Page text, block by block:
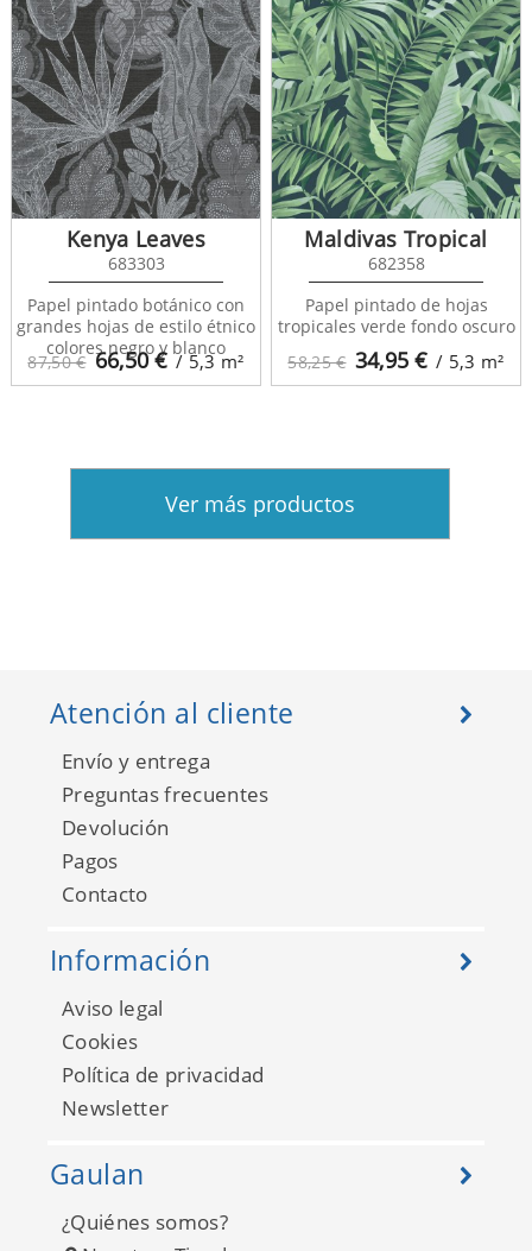
87,50 € 66,50€ / 5,3m²
Kenya Leaves
683303
Papel pintado botánico con
grandes hojas de estilo étnico
colores negro y blanco
58,25 € 34,95 € / 5,3 m²
Maldivas Tropical
682358
Papel pintado de hojas
tropicales verde fondo oscuro
Ver más productos
Atención al cliente
Envío y entrega
Preguntas frecuentes
Devolución
Pagos
Contacto
Información
Aviso legal
Cookies
Política de privacidad
Newsletter
Gaulan
¿Quiénes somos?